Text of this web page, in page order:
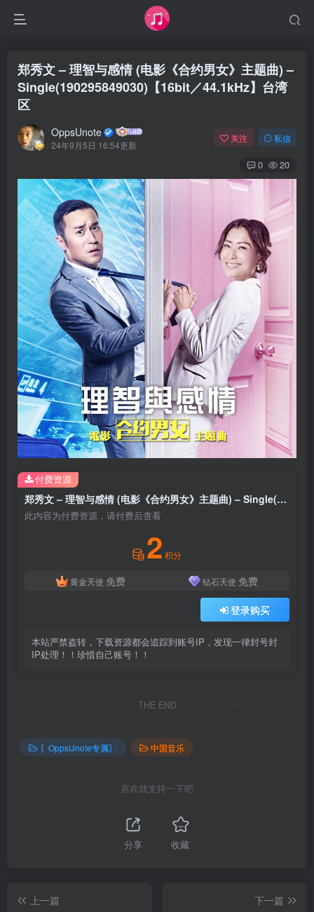
郑秀文 – 理智与感情 (电影《合约男女》主题曲) –
Single(190295849030)【16bit／44.1kHz】台湾
区
OppsUnote
24年9月5日 16:54更新
关注 私信
0 20
郑秀文 – 理智与感情 (电影《合约男女》主题曲) – Single(190295849030)【16bit／44.1kHz】台湾区
此内容为付费资源，请付费后查看
2 积分
黄金天使 免费 钻石天使 免费
登录购买
本站严禁盗转，下载资源都会追踪到账号IP，发现一律封号封
IP处理！！珍惜自己账号！！
付费资源
THE END
〖OppsUnote专属〗 中国音乐
喜欢就支持一下吧
分享 收藏
上一篇
下一篇